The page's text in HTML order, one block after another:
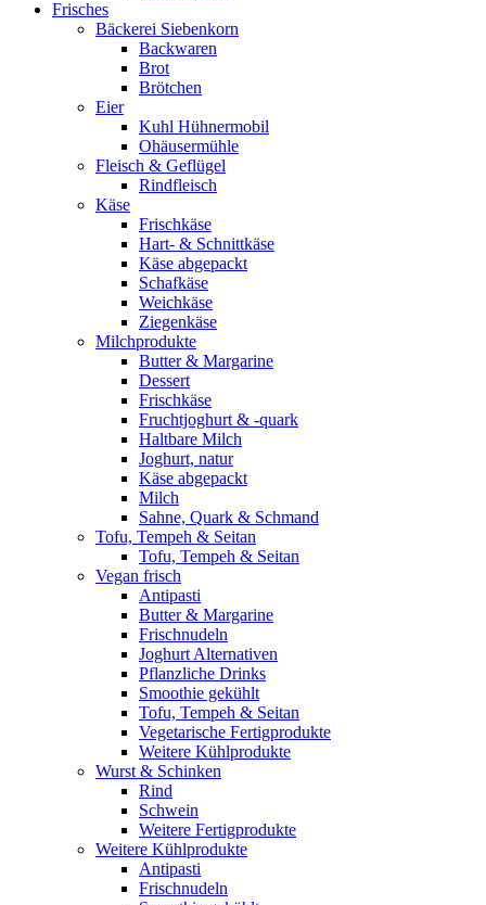
Frisches
Bäckerei Siebenkorn
Backwaren
Brot
Brötchen
Eier
Kuhl Hühnermobil
Ohäusermühle
Fleisch & Geflügel
Rindfleisch
Käse
Frischkäse
Hart- & Schnittkäse
Käse abgepackt
Schafkäse
Weichkäse
Ziegenkäse
Milchprodukte
Butter & Margarine
Dessert
Frischkäse
Fruchtjoghurt & -quark
Haltbare Milch
Joghurt, natur
Käse abgepackt
Milch
Sahne, Quark & Schmand
Tofu, Tempeh & Seitan
Tofu, Tempeh & Seitan
Vegan frisch
Antipasti
Butter & Margarine
Frischnudeln
Joghurt Alternativen
Pflanzliche Drinks
Smoothie gekühlt
Tofu, Tempeh & Seitan
Vegetarische Fertigprodukte
Weitere Kühlprodukte
Wurst & Schinken
Rind
Schwein
Weitere Fertigprodukte
Weitere Kühlprodukte
Antipasti
Frischnudeln